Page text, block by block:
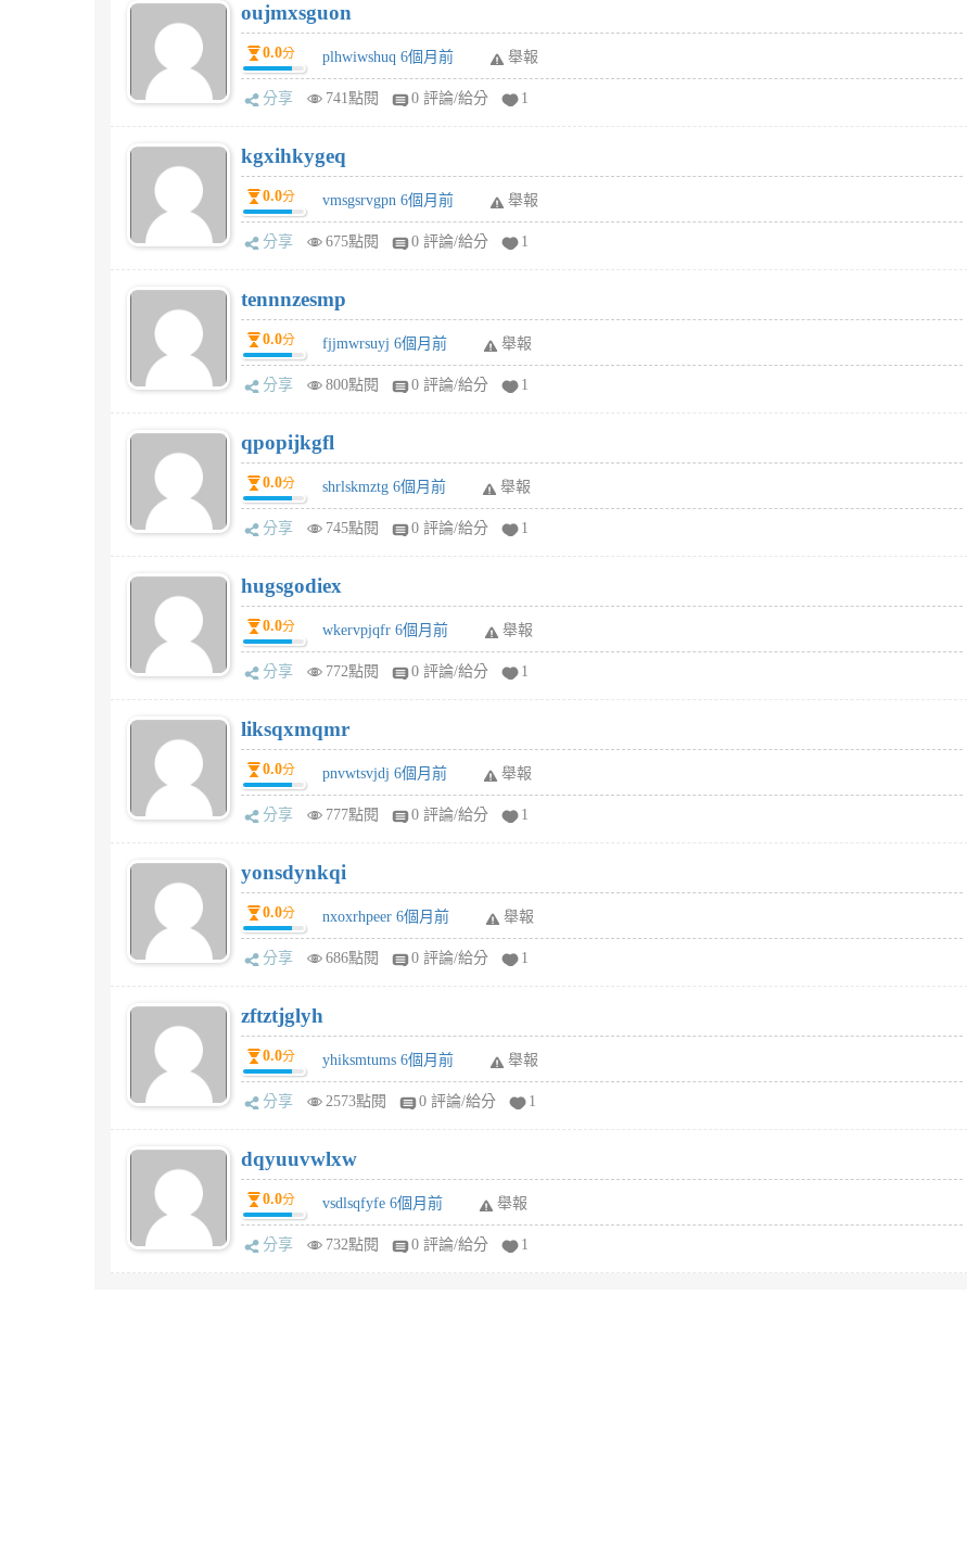
oujmxsguon
0.0分 plhwiwshuq 6個月前 舉報
分享 741點閱 0 評論/給分 1
kgxihkygeq
0.0分 vmsgsrvgpn 6個月前 舉報
分享 675點閱 0 評論/給分 1
tennnzesmp
0.0分 fjjmwrsuyj 6個月前 舉報
分享 800點閱 0 評論/給分 1
qpopijkgfl
0.0分 shrlskmztg 6個月前 舉報
分享 745點閱 0 評論/給分 1
hugsgodiex
0.0分 wkervpjqfr 6個月前 舉報
分享 772點閱 0 評論/給分 1
liksqxmqmr
0.0分 pnvwtsvjdj 6個月前 舉報
分享 777點閱 0 評論/給分 1
yonsdynkqi
0.0分 nxoxrhpeer 6個月前 舉報
分享 686點閱 0 評論/給分 1
zftztjglyh
0.0分 yhiksmtums 6個月前 舉報
分享 2573點閱 0 評論/給分 1
dqyuuvwlxw
0.0分 vsdlsqfyfe 6個月前 舉報
分享 732點閱 0 評論/給分 1